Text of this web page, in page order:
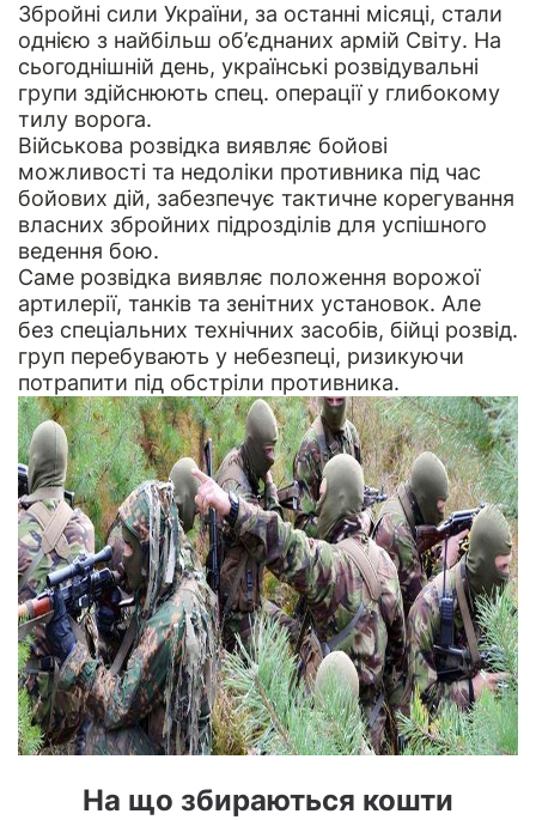
Збройні сили України, за останні місяці, стали
однією з найбільш об’єднаних армій Світу. На
сьогоднішній день, українські розвідувальні
групи здійснюють спец. операції у глибокому
тилу ворога.
Військова розвідка виявляє бойові
можливості та недоліки противника під час
бойових дій, забезпечує тактичне корегування
власних збройних підрозділів для успішного
ведення бою.
Саме розвідка виявляє положення ворожої
артилерії, танків та зенітних установок. Але
без спеціальних технічних засобів, бійці розвід.
груп перебувають у небезпеці, ризикуючи
потрапити під обстріли противника.
На що збираються кошти